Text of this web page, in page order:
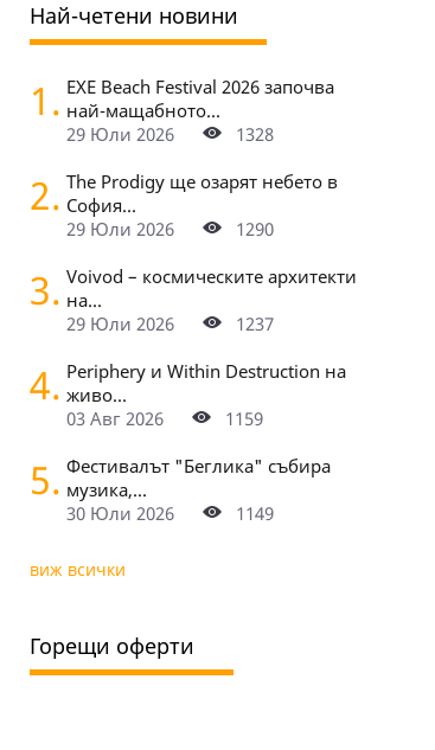
Най-четени новини
1. EXE Beach Festival 2026 започва
най-мащабното...
29 Юли 2026
1328
2. The Prodigy ще озарят небето в
София...
29 Юли 2026
1290
3. Voivod – космическите архитекти
на...
29 Юли 2026
1237
4. Periphery и Within Destruction на
живо...
03 Авг 2026
1159
5. Фестивалът "Беглика" събира
музика,...
30 Юли 2026
1149
виж всички
Горещи оферти